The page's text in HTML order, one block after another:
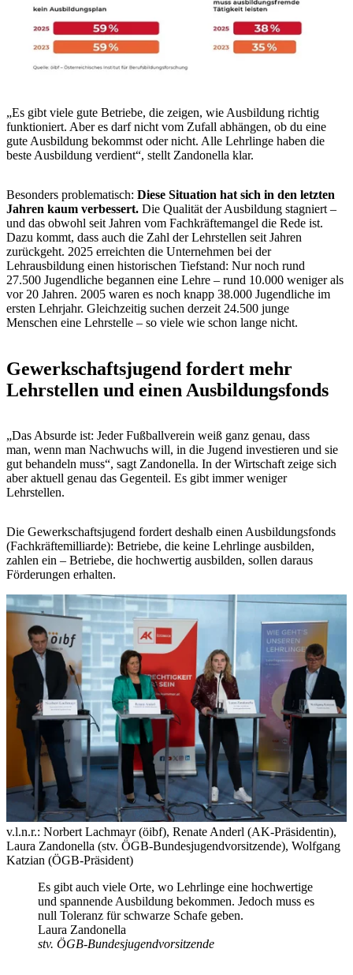
„Es gibt viele gute Betriebe, die zeigen, wie Ausbildung richtig
funktioniert. Aber es darf nicht vom Zufall abhängen, ob du eine
gute Ausbildung bekommst oder nicht. Alle Lehrlinge haben die
beste Ausbildung verdient“, stellt Zandonella klar.
Besonders problematisch: Diese Situation hat sich in den letzten
Jahren kaum verbessert. Die Qualität der Ausbildung stagniert –
und das obwohl seit Jahren vom Fachkräftemangel die Rede ist.
Dazu kommt, dass auch die Zahl der Lehrstellen seit Jahren
zurückgeht. 2025 erreichten die Unternehmen bei der
Lehrausbildung einen historischen Tiefstand: Nur noch rund
27.500 Jugendliche begannen eine Lehre – rund 10.000 weniger als
vor 20 Jahren. 2005 waren es noch knapp 38.000 Jugendliche im
ersten Lehrjahr. Gleichzeitig suchen derzeit 24.500 junge
Menschen eine Lehrstelle – so viele wie schon lange nicht.
Gewerkschaftsjugend fordert mehr
Lehrstellen und einen Ausbildungsfonds
„Das Absurde ist: Jeder Fußballverein weiß ganz genau, dass
man, wenn man Nachwuchs will, in die Jugend investieren und sie
gut behandeln muss“, sagt Zandonella. In der Wirtschaft zeige sich
aber aktuell genau das Gegenteil. Es gibt immer weniger
Lehrstellen.
Die Gewerkschaftsjugend fordert deshalb einen Ausbildungsfonds
(Fachkräftemilliarde): Betriebe, die keine Lehrlinge ausbilden,
zahlen ein – Betriebe, die hochwertig ausbilden, sollen daraus
Förderungen erhalten.
v.l.n.r.: Norbert Lachmayr (öibf), Renate Anderl (AK-Präsidentin),
Laura Zandonella (stv. ÖGB-Bundesjugendvorsitzende), Wolfgang
Katzian (ÖGB-Präsident)
Es gibt auch viele Orte, wo Lehrlinge eine hochwertige
und spannende Ausbildung bekommen. Jedoch muss es
null Toleranz für schwarze Schafe geben.
Laura Zandonella
stv. ÖGB-Bundesjugendvorsitzende